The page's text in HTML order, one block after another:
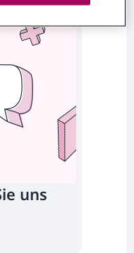
uns